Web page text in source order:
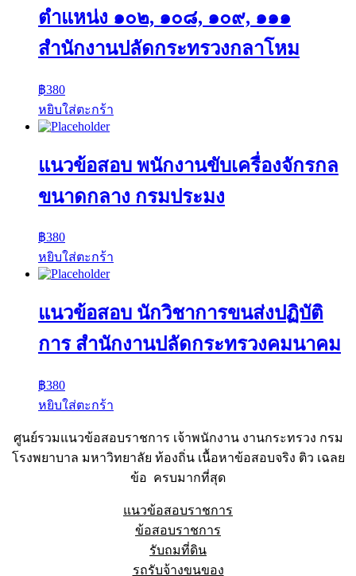
ตำแหน่ง ๑๐๒, ๑๐๘, ๑๐๙, ๑๑๑
สำนักงานปลัดกระทรวงกลาโหม
฿380
หยิบใส่ตะกร้า
แนวข้อสอบ พนักงานขับเครื่องจักรกล
ขนาดกลาง กรมประมง
฿380
หยิบใส่ตะกร้า
แนวข้อสอบ นักวิชาการขนส่งปฏิบัติ
การ สำนักงานปลัดกระทรวงคมนาคม
฿380
หยิบใส่ตะกร้า
ศูนย์รวมแนวข้อสอบราชการ เจ้าพนักงาน งานกระทรวง กรม
โรงพยาบาล มหาวิทยาลัย ท้องถิ่น เนื้อหาข้อสอบจริง ติว เฉลย
ข้อ ครบมากที่สุด
แนวข้อสอบราชการ
ข้อสอบราชการ
รับถมที่ดิน
รถรับจ้างขนของ